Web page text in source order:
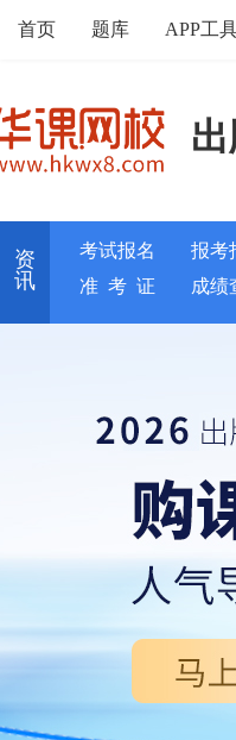
首页 题库 APP工
资
讯
考试报名 报考
准 考 证
成绩